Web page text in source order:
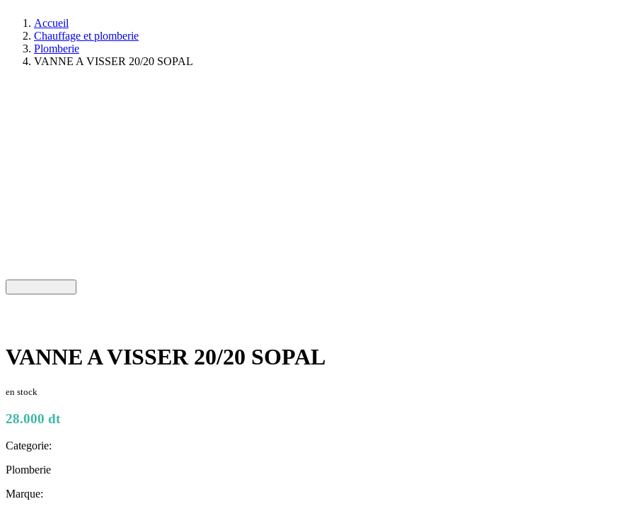
Accueil
Chauffage et plomberie
Plomberie
VANNE A VISSER 20/20 SOPAL
VANNE A VISSER 20/20 SOPAL
en stock
28.000 dt
Categorie:
Plomberie
Marque: